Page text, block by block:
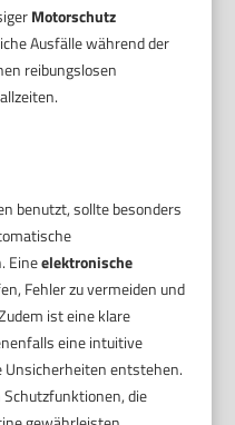
Motorschutz
Ausfälle während der
reibungslosen
benutzt, sollte besonders
Eineelektronische
Fehler zu vermeiden und
ist eine klare
eine intuitive
Unsicherheiten entstehen.
die